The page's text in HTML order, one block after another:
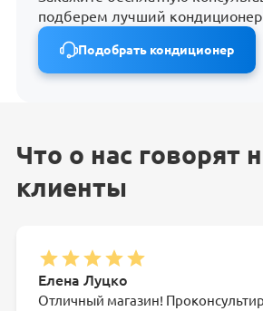
подберем лучший кондиционер
Подобрать кондиционер
Что о нас говорят
клиенты
Елена Луцко
Отличный магазин!